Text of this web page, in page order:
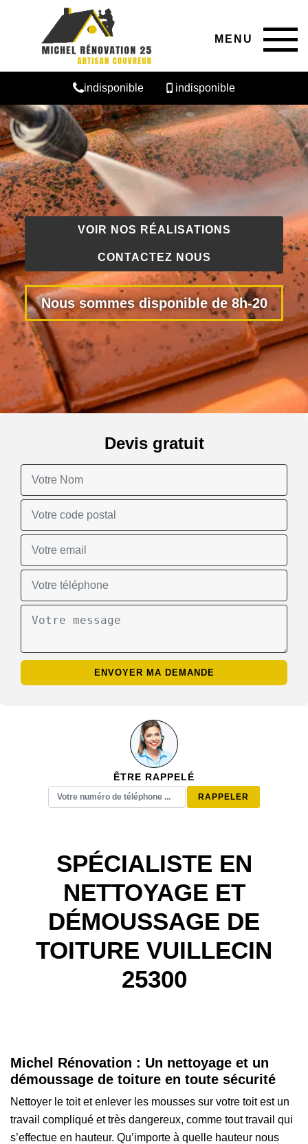
MENU
indisponible indisponible
VOIR NOS RÉALISATIONS
CONTACTEZ NOUS
Nous sommes disponible de 8h-20
Devis gratuit
ÊTRE RAPPELÉ
SPÉCIALISTE EN
NETTOYAGE ET
DÉMOUSSAGE DE
TOITURE VUILLECIN
25300
Michel Rénovation : Un nettoyage et un
démoussage de toiture en toute sécurité
Nettoyer le toit et enlever les mousses sur votre toit est un
travail compliqué et très dangereux, comme tout travail qui
s’effectue en hauteur. Qu’importe à quelle hauteur nous